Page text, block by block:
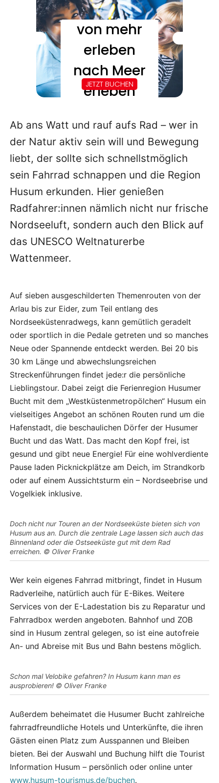
Ab ans Watt und rauf aufs Rad – wer in
der Natur aktiv sein will und Bewegung
liebt, der sollte sich schnellstmöglich
sein Fahrrad schnappen und die Region
Husum erkunden. Hier genießen
Radfahrer:innen nämlich nicht nur frische
Nordseeluft, sondern auch den Blick auf
das UNESCO Weltnaturerbe
Wattenmeer.
Auf sieben ausgeschilderten Themenrouten von der
Arlau bis zur Eider, zum Teil entlang des
Nordseeküstenradwegs, kann gemütlich geradelt
oder sportlich in die Pedale getreten und so manches
Neue oder Spannende entdeckt werden. Bei 20 bis
30 km Länge und abwechslungsreichen
Streckenführungen findet jede:r die persönliche
Lieblingstour. Dabei zeigt die Ferienregion Husumer
Bucht mit dem „Westküstenmetropölchen“ Husum ein
vielseitiges Angebot an schönen Routen rund um die
Hafenstadt, die beschaulichen Dörfer der Husumer
Bucht und das Watt. Das macht den Kopf frei, ist
gesund und gibt neue Energie! Für eine wohlverdiente
Pause laden Picknickplätze am Deich, im Strandkorb
oder auf einem Aussichtsturm ein – Nordseebrise und
Vogelkiek inklusive.
Doch nicht nur Touren an der Nordseeküste bieten sich von
Husum aus an. Durch die zentrale Lage lassen sich auch das
Binnenland oder die Ostseeküste gut mit dem Rad
erreichen. © Oliver Franke
Wer kein eigenes Fahrrad mitbringt, findet in Husum
Radverleihe, natürlich auch für E-Bikes. Weitere
Services von der E-Ladestation bis zu Reparatur und
Fahrradbox werden angeboten. Bahnhof und ZOB
sind in Husum zentral gelegen, so ist eine autofreie
An- und Abreise mit Bus und Bahn bestens möglich.
Schon mal Velobike gefahren? In Husum kann man es
ausprobieren! © Oliver Franke
Außerdem beheimatet die Husumer Bucht zahlreiche
fahrradfreundliche Hotels und Unterkünfte, die ihren
Gästen einen Platz zum Ausspannen und Bleiben
bieten. Bei der Auswahl und Buchung hilft die Tourist
Information Husum – persönlich oder online unter
www.husum-tourismus.de/buchen.